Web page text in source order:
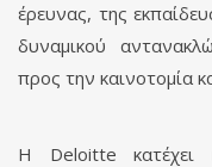
έρευνας, της
δυναμικού
προς την καινοτομία
Η Deloitte κατέχει